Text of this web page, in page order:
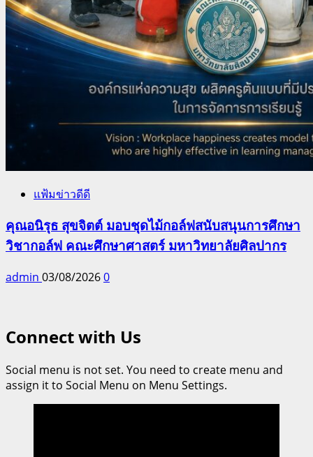
แฟ้มข่าวดีดี
คุณอนิรุธ สุขจิตต์ มอบชุดไม้กอล์ฟสนับสนุนการศึกษา
วิชากอล์ฟ คณะศึกษาศาสตร์ มหาวิทยาลัยศิลปากร
admin 03/08/20260
Connect with Us
Social menu is not set. You need to create menu and
assign it to Social Menu on Menu Settings.